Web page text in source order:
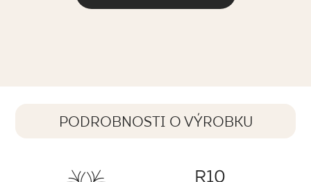
PODROBNOSTI O VÝROBKU